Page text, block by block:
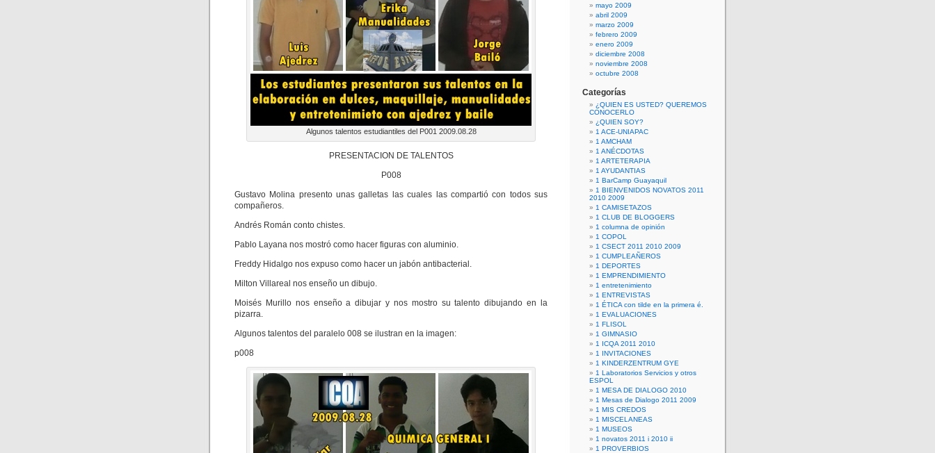
Algunos talentos estudiantiles del P001 2009.08.28
PRESENTACION DE TALENTOS
P008
Gustavo Molina presento unas galletas las cuales las compartió con todos sus
compañeros.
Andrés Román conto chistes.
Pablo Layana nos mostró como hacer figuras con aluminio.
Freddy Hidalgo nos expuso como hacer un jabón antibacterial.
Milton Villareal nos enseño un dibujo.
Moisés Murillo nos enseño a dibujar y nos mostro su talento dibujando en la
pizarra.
Algunos talentos del paralelo 008 se ilustran en la imagen:
p008
mayo 2009
abril 2009
marzo 2009
febrero 2009
enero 2009
diciembre 2008
noviembre 2008
octubre 2008
Categorías
¿QUIEN ES USTED? QUEREMOS
CONOCERLO
¿QUIEN SOY?
1 ACE-UNIAPAC
1 AMCHAM
1 ANÉCDOTAS
1 ARTETERAPIA
1 AYUDANTIAS
1 BarCamp Guayaquil
1 BIENVENIDOS NOVATOS 2011
2010 2009
1 CAMISETAZOS
1 CLUB DE BLOGGERS
1 columna de opinión
1 COPOL
1 CSECT 2011 2010 2009
1 CUMPLEAÑEROS
1 DEPORTES
1 EMPRENDIMIENTO
1 entretenimiento
1 ENTREVISTAS
1 ÉTICA con tilde en la primera é.
1 EVALUACIONES
1 FLISOL
1 GIMNASIO
1 ICQA 2011 2010
1 INVITACIONES
1 KINDERZENTRUM GYE
1 Laboratorios Servicios y otros
ESPOL
1 MESA DE DIALOGO 2010
1 Mesas de Dialogo 2011 2009
1 MIS CREDOS
1 MISCELANEAS
1 MUSEOS
1 novatos 2011 i 2010 ii
1 PROVERBIOS